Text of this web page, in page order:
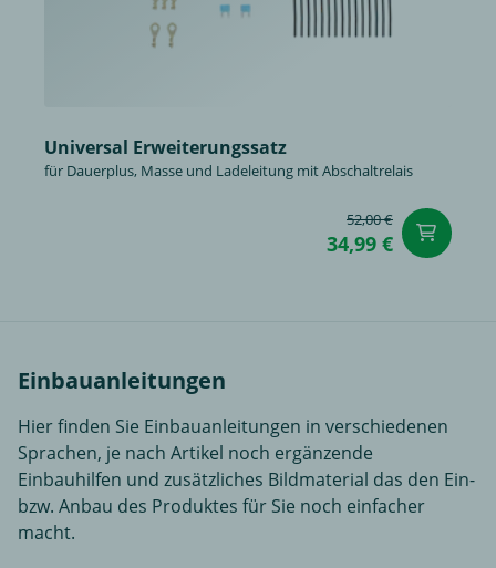
Universal Erweiterungssatz
für Dauerplus, Masse und Ladeleitung mit Abschaltrelais
52,00 €
34,99 €
Einbauanleitungen
Hier finden Sie Einbauanleitungen in verschiedenen
Sprachen, je nach Artikel noch ergänzende
Einbauhilfen und zusätzliches Bildmaterial das den Ein-
bzw. Anbau des Produktes für Sie noch einfacher
macht.